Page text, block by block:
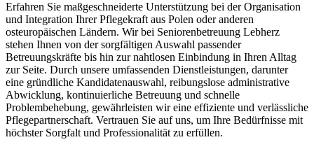
Erfahren Sie maßgeschneiderte Unterstützung bei der Organisation
und Integration Ihrer Pflegekraft aus Polen oder anderen
osteuropäischen Ländern. Wir bei Seniorenbetreuung Lebherz
stehen Ihnen von der sorgfältigen Auswahl passender
Betreuungskräfte bis hin zur nahtlosen Einbindung in Ihren Alltag
zur Seite. Durch unsere umfassenden Dienstleistungen, darunter
eine gründliche Kandidatenauswahl, reibungslose administrative
Abwicklung, kontinuierliche Betreuung und schnelle
Problembehebung, gewährleisten wir eine effiziente und verlässliche
Pflegepartnerschaft. Vertrauen Sie auf uns, um Ihre Bedürfnisse mit
höchster Sorgfalt und Professionalität zu erfüllen.